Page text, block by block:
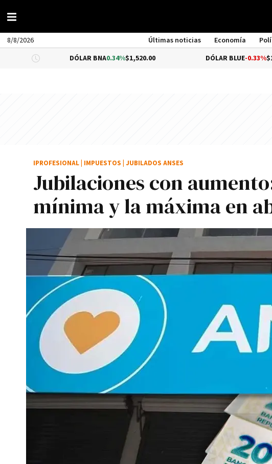
8/8/2026 Últimas noticias Economía
DÓLAR BNA0.34%$1,520.00 DÓLAR BLUE-0.33%$1,540.00
Jubilaciones con
mínima y la máxima en
IPROFESIONAL IMPUESTOS JUBILADOS ANSES